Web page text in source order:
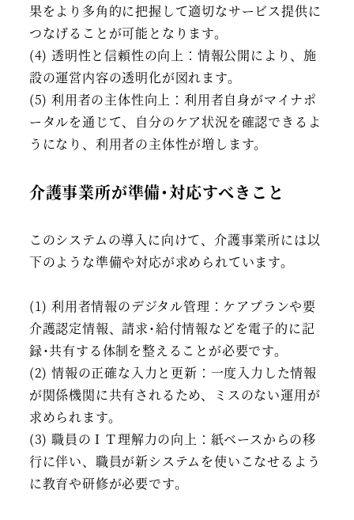
果をより多角的に把握して適切なサービス提供に
つなげることが可能となります。
(4) 透明性と信頼性の向上：情報公開により、施
設の運営内容の透明化が図れます。
(5) 利用者の主体性向上：利用者自身がマイナポ
ータルを通じて、自分のケア状況を確認できるよ
うになり、利用者の主体性が増します。
介護事業所が準備･対応すべきこと
このシステムの導入に向けて、介護事業所には以
下のような準備や対応が求められています。
(1) 利用者情報のデジタル管理：ケアプランや要
介護認定情報、請求･給付情報などを電子的に記
録･共有する体制を整えることが必要です。
(2) 情報の正確な入力と更新：一度入力した情報
が関係機関に共有されるため、ミスのない運用が
求められます。
(3) 職員のＩＴ理解力の向上：紙ベースからの移
行に伴い、職員が新システムを使いこなせるよう
に教育や研修が必要です。